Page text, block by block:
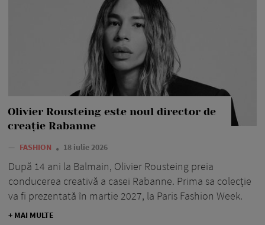
Olivier Rousteing este noul director de
creație Rabanne
— FASHION 18 iulie 2026
După 14 ani la Balmain, Olivier Rousteing preia
conducerea creativă a casei Rabanne. Prima sa colecție
va fi prezentată în martie 2027, la Paris Fashion Week.
+ MAI MULTE